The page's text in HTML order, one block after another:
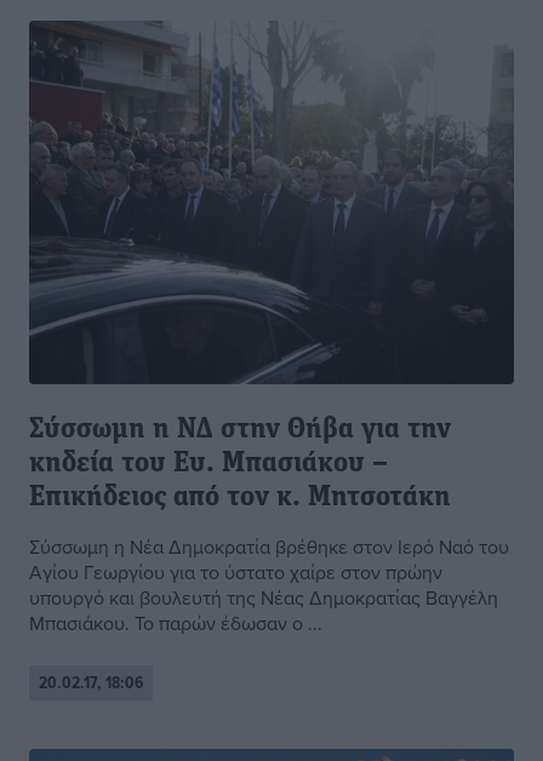
Σύσσωμη η ΝΔ στην Θήβα για την
κηδεία του Ευ. Μπασιάκου –
Επικήδειος από τον κ. Μητσοτάκη
Σύσσωμη η Νέα Δημοκρατία βρέθηκε στον Ιερό Ναό του
Αγίου Γεωργίου για το ύστατο χαίρε στον πρώην
υπουργό και βουλευτή της Νέας Δημοκρατίας Βαγγέλη
Μπασιάκου. Το παρών έδωσαν ο ...
20.02.17, 18:06